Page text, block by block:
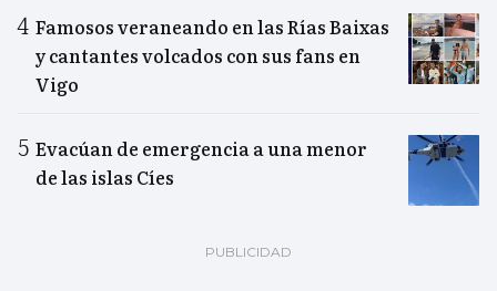
Famosos veraneando en las Rías Baixas
y cantantes volcados con sus fans en
Vigo
Evacúan de emergencia a una menor
de las islas Cíes